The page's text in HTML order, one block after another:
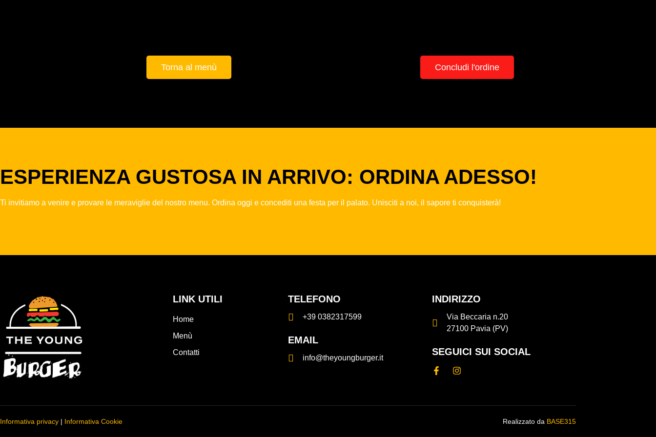
Torna al menù Concludi l'ordine
ESPERIENZA GUSTOSA IN ARRIVO: ORDINA ADESSO!
Ti invitiamo a venire e provare le meraviglie del nostro menu. Ordina oggi e concediti una festa per il palato. Unisciti a noi, il sapore ti conquisterà!
LINK UTILI
Home
Menù
Contatti
TELEFONO
+39 0382317599
EMAIL
info@theyoungburger.it
INDIRIZZO
Via Beccaria n.20
27100 Pavia (PV)
SEGUICI SUI SOCIAL
Informativa privacy | Informativa Cookie Realizzato da BASE315